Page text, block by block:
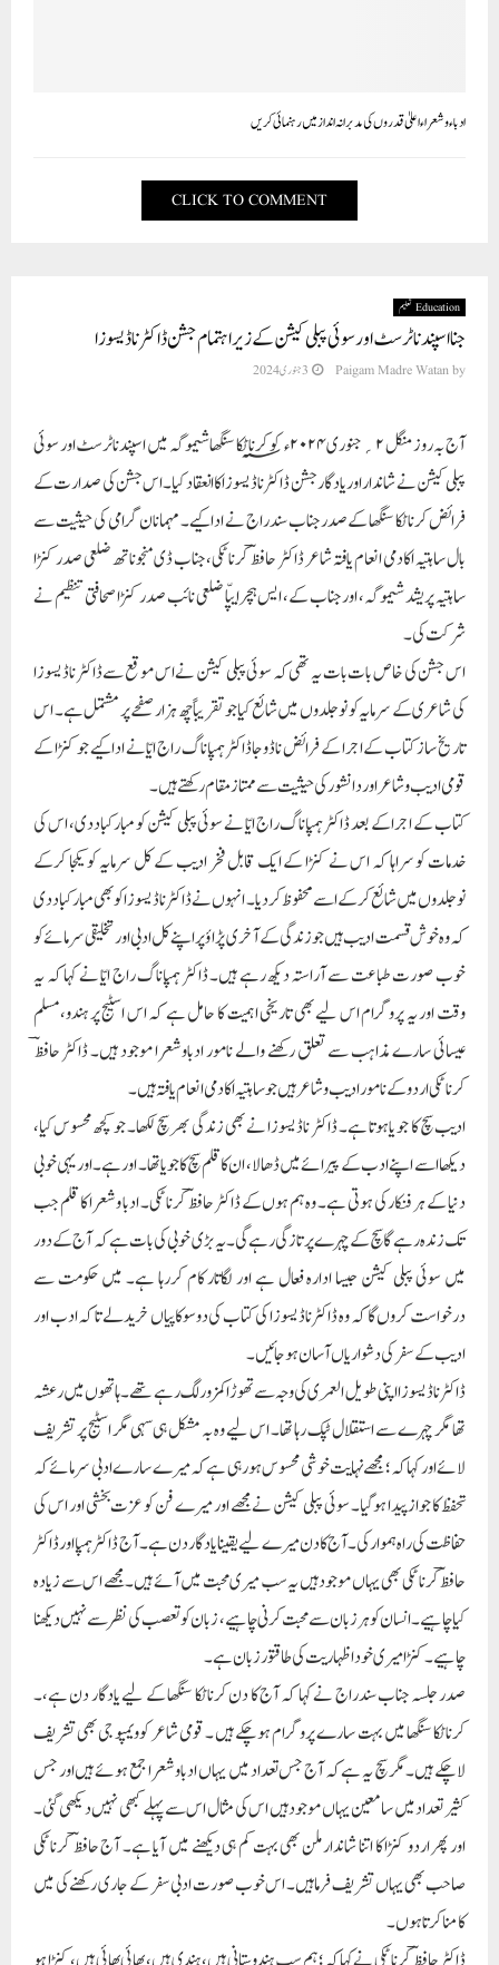
ادباء و شعراء اعلیٰ قدروں کی مدبرانہ انداز میں رہنمائی کریں
CLICK TO COMMENT
Education تعلیم
جنااسپندناٹرسٹ اور سوئی پبلی کیشن کے زیرا ہتمام جشن ڈاکٹر ناڈیسوزا
by
Paigam Madre Watan 3 جنوری 2024
آج بہ روز منگل ۲؍جنوری ۲۰۲۴ء؁ کو کرناٹکا سنگھا شیموگہ میں اسپندناٹرسٹ اور سوئی
پبلی کیشن نے شاندار اور یادگار جشن ڈاکٹر ناڈیسوزا کا انعقاد کیا۔ اس جشن کی صدارت کے
فرائض کرناٹکا سنگھا کے صدر جناب سندراج نے اداکیے۔ مہمانان گرامی کی حیثیت سے
بال ساہتیہ اکادمی انعام یافتہ شاعر ڈاکٹر حافظؔ کرناٹکی، جناب ڈی منجوناتھ ضلعی صدر کنڑا
ساہتیہ پریشد شیموگہ، اور جناب کے، ایس ہچرایپّا ضلعی نائب صدر کنڑا صحافتی تنظیم نے
شرکت کی۔
اس جشن کی خاص بات بات یہ تھی کہ سوئی پبلی کیشن نے اس موقع سے ڈاکٹر ناڈیسوزا
کی شاعری کے سرمایہ کو نوجلدوں میں شائع کیا جو تقریباً چھ ہزار صفحے پر مشتمل ہے۔ اس
تاریخ ساز کتاب کے اجرا کے فرائض ناڈوجاڈاکٹر ہمپاناگ راج ایّانے ادا کیے جو کنڑا کے
قومی ادیب و شاعر اور دانشور کی حیثیت سے ممتاز مقام رکھتے ہیں۔
کتاب کے اجرا کے بعد ڈاکٹر ہمپاناگ راج ایّا نے سوئی پبلی کیشن کو مبارکباد دی، اس کی
خدمات کو سراہا کہ اس نے کنڑا کے ایک قابل فخر ادیب کے کل سرمایہ کو یکجا کرکے
نوجلدوں میں شائع کرکے اسے محفوظ کردیا۔ انہوں نے ڈاکٹرناڈیسوزا کو بھی مبارکباد دی
کہ وہ خوش قسمت ادیب ہیں جو زندگی کے آخری پڑاؤ پر اپنے کل ادبی اور تخلیقی سرمائے کو
خوب صورت طباعت سے آراستہ دیکھ رہے ہیں۔ ڈاکٹر ہمپاناگ راج ایّا نے کہا کہ یہ
وقت اور یہ پروگرام اس لیے بھی تاریخی اہمیت کا حامل ہے کہ اس اسٹیج پر ہندو،مسلم
عیسائی سارے مذاہب سے تعلق رکھنے والے نامور ادباوشعرا موجود ہیں۔ ڈاکٹر حافظؔ
کرناٹکی اردو کے نامور ادیب و شاعر ہیں جو ساہتیہ اکادمی انعام یافتہ ہیں۔
ادیب سچ کا جو یاہوتا ہے۔ ڈاکٹر ناڈیسوزا نے بھی زندگی بھر سچ لکھا۔ جو کچھ محسوس کیا،
دیکھا اسے اپنے ادب کے پیرائے میں ڈھالا، ان کا قلم سچ کا جویاتھا۔ اور ہے۔ اور یہی خوبی
دنیا کے ہر فنکار کی ہوتی ہے۔ وہ ہم ہوں کے ڈاکٹر حافظؔ کرناٹکی۔ ادبا و شعرا کا قلم جب
تک زندہ رہے گا سچ کے چہرے پر تازگی رہے گی۔یہ بڑی خوبی کی بات ہے کہ آج کے دور
میں سوئی پبلی کیشن جیسا ادارہ فعال ہے اور لگاتار کام کررہا ہے۔ میں حکومت سے
درخواست کروں گا کہ وہ ڈاکٹر ناڈیسوزا کی کتاب کی دوسوکاپیاں خریدلے تا کہ ادب اور
ادیب کے سفر کی دشواریاں آسان ہوجائیں۔
ڈاکٹر ناڈیسوزا اپنی طویل العمری کی وجہ سے تھوڑا کمزور لگ رہے تھے۔ ہاتھوں میں رعشہ
تھا مگر چہرے سے استقلال ٹپک رہا تھا۔ اس لیے وہ بہ مشکل ہی سہی مگر اسٹیج پر تشریف
لائے اور کہا کہ؛ مجھے نہایت خوشی محسوس ہورہی ہے کہ میرے سارے ادبی سرمائے کہ
تحفظ کا جواز پیدا ہوگیا۔ سوئی پبلی کیشن نے مجھے اور میرے فن کو عزت بخشی اور اس کی
حفاظت کی راہ ہموار کی۔ آج کا دن میرے لیے یقینا یادگاردن ہے۔ آج ڈاکٹر ہمپااور ڈاکٹر
حافظؔ کرناٹکی بھی یہاں موجود ہیں یہ سب میری محبت میں آئے ہیں۔ مجھے اس سے زیادہ
کیاچاہیے۔انسان کو ہر زبان سے محبت کرنی چاہیے، زبان کو تعصب کی نظر سے نہیں دیکھنا
چاہیے۔ کنڑا میری خوداظہاریت کی طاقتور زبان ہے۔
صدر جلسہ جناب سندراج نے کہا کہ آج کا دن کرناٹکا سنگھا کے لیے یادگار دن ہے،۔
کرناٹکا سنگھا میں بہت سارے پروگرام ہوچکے ہیں ۔ قومی شاعر کوویمپو جی بھی تشریف
لاچکے ہیں۔ مگر سچ یہ ہے کہ آج جس تعداد میں یہاں ادباو شعرا جمع ہوئے ہیں اور جس
کثیر تعداد میں سامعین یہاں موجود ہیں اس کی مثال اس سے پہلے کبھی نہیں دیکھی گئی۔
اور پھر اردو کنڑا کا اتنا شاندار ملن بھی بہت کم ہی دیکھنے میں آیا ہے۔ آج حافظؔ کرناٹکی
صاحب بھی یہاں تشریف فرماہیں۔ اس خوب صورت ادبی سفر کے جاری رکھنے کی میں
کامنا کرتا ہوں۔